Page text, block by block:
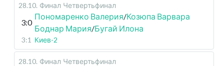
28.10. Финал Четвертьфинал
3:0
Пономаренко Валерия/Козюпа Варвара
Боднар Мария/Бугай Илона
3:1 Киев-2
28.10. Финал Четвертьфинал